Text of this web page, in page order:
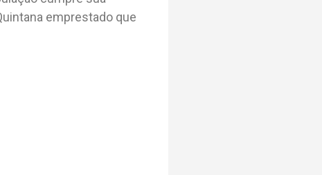
emprestado que